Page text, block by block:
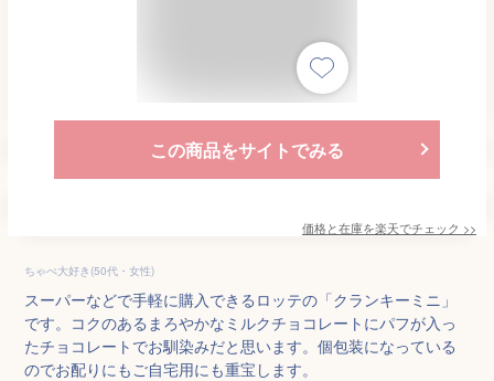
この商品をサイトでみる
価格と在庫を楽天でチェック >>
ちゃぺ大好き(50代・女性)
スーパーなどで手軽に購入できるロッテの「クランキーミニ」
です。コクのあるまろやかなミルクチョコレートにパフが入っ
たチョコレートでお馴染みだと思います。個包装になっている
のでお配りにもご自宅用にも重宝します。